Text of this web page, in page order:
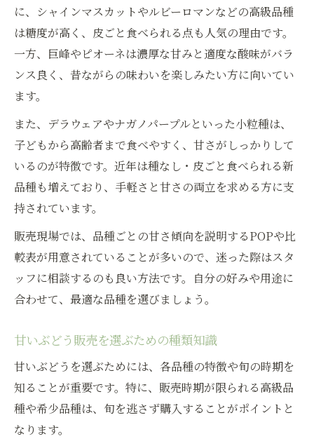
に、シャインマスカットやルビーロマンなどの高級品種
は糖度が高く、皮ごと食べられる点も人気の理由です。
一方、巨峰やピオーネは濃厚な甘みと適度な酸味がバラ
ンス良く、昔ながらの味わいを楽しみたい方に向いてい
ます。
また、デラウェアやナガノパープルといった小粒種は、
子どもから高齢者まで食べやすく、甘さがしっかりして
いるのが特徴です。近年は種なし・皮ごと食べられる新
品種も増えており、手軽さと甘さの両立を求める方に支
持されています。
販売現場では、品種ごとの甘さ傾向を説明するPOPや比
較表が用意されていることが多いので、迷った際はスタ
ッフに相談するのも良い方法です。自分の好みや用途に
合わせて、最適な品種を選びましょう。
甘いぶどう販売を選ぶための種類知識
甘いぶどうを選ぶためには、各品種の特徴や旬の時期を
知ることが重要です。特に、販売時期が限られる高級品
種や希少品種は、旬を逃さず購入することがポイントと
なります。